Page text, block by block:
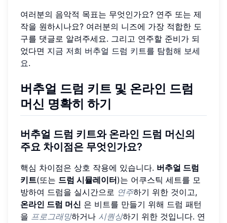
여러분의 음악적 목표는 무엇인가요? 연주 또는 제
작을 원하시나요? 여러분의 니즈에 가장 적합한 도
구를 댓글로 알려주세요. 그리고 연주할 준비가 되
었다면 지금 저희 버추얼 드럼 키트를 탐험해 보세
요.
버추얼 드럼 키트 및 온라인 드럼
머신 명확히 하기
버추얼 드럼 키트와 온라인 드럼 머신의
주요 차이점은 무엇인가요?
핵심 차이점은 상호 작용에 있습니다. 버추얼 드럼
키트(또는 드럼 시뮬레이터)는 어쿠스틱 세트를 모
방하여 드럼을 실시간으로 연주하기 위한 것이고,
온라인 드럼 머신 은 비트를 만들기 위해 드럼 패턴
을 프로그래밍하거나 시퀀싱하기 위한 것입니다. 연